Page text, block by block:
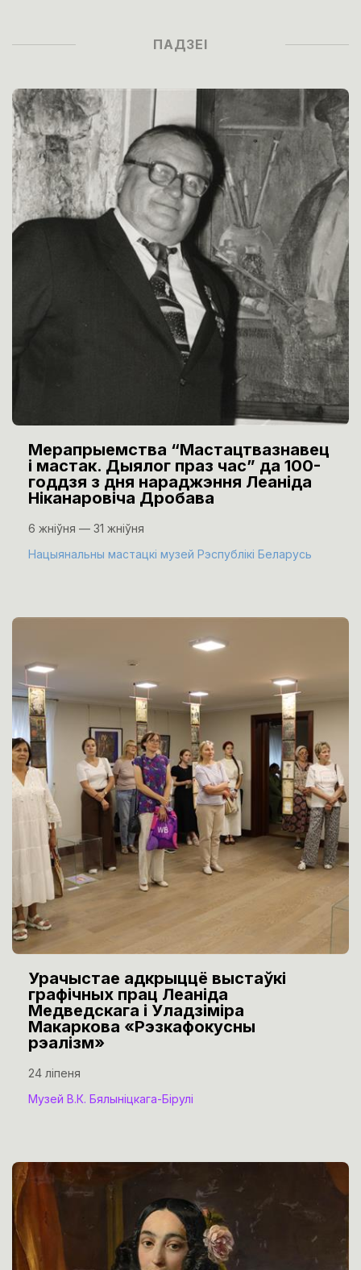
ПАДЗЕІ
Мерапрыемства “Мастацтвазнавец
і мастак. Дыялог праз час” да 100-
годдзя з дня нараджэння Леаніда
Ніканаровіча Дробава
6 жніўня — 31 жніўня
Нацыянальны мастацкі музей Рэспублікі Беларусь
Урачыстае адкрыццё выстаўкі
графічных прац Леаніда
Медведскага і Уладзіміра
Макаркова «Рэзкафокусны
рэалізм»
24 ліпеня
Музей В.К. Бялыніцкага-Бірулі